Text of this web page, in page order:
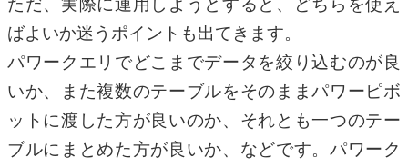
ただ、実際に運用しようとすると、どちらを使え
ばよいか迷うポイントも出てきます。
パワークエリでどこまでデータを絞り込むのが良
いか、また複数のテーブルをそのままパワーピボ
ットに渡した方が良いのか、それとも一つのテー
ブルにまとめた方が良いか、などです。パワーク